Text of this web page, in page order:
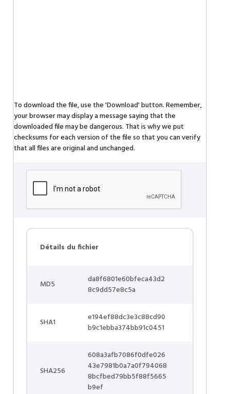
To download the file, use the 'Download' button. Remember,
your browser may display a message saying that the
downloaded file may be dangerous. That is why we put
checksums for each version of the file so that you can verify
that all files are original and unchanged.
Détails du fichier
MD5
da8f6801e60bfeca43d2
8c9dd57e8c5a
SHA1
e194ef88dc3e3c88cd90
b9c1ebba374bb91c0451
SHA256
608a3afb7086f0dfe026
43e7981b0a7a0f794068
8bcfbed79bb5f88f5665
b9ef